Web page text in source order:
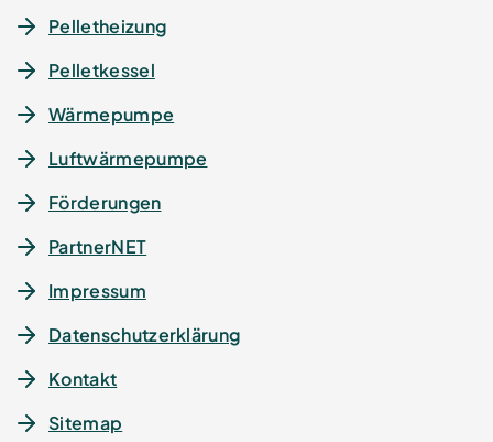
Pelletheizung
Pelletkessel
Wärmepumpe
Luftwärmepumpe
Förderungen
PartnerNET
Impressum
Datenschutz­erklärung
Kontakt
Sitemap